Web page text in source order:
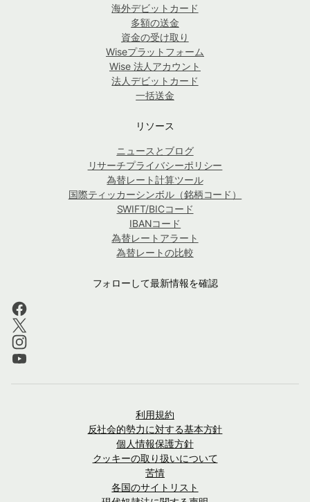
海外デビットカード
多額の送金
資金の受け取り
Wiseプラットフォーム
Wise 法人アカウント
法人デビットカード
一括送金
リソース
ニュースとブログ
リサーチプライバシーポリシー
為替レート計算ツール
国際ティッカーシンボル（銘柄コード）
SWIFT/BICコード
IBANコード
為替レートアラート
為替レートの比較
フォローして最新情報を確認
利用規約
反社会的勢力に対する基本方針
個人情報保護方針
クッキーの取り扱いについて
苦情
各国のサイトリスト